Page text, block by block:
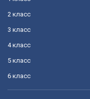
2 класс
3 класс
4 класс
5 класс
6 класс